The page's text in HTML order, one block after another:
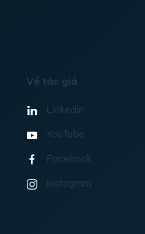
Về tác giả
Linkedin
YouTube
Facebook
Instagram